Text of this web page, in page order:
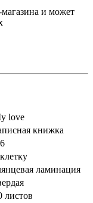
магазина и может
love
книжка
ламинация
листов